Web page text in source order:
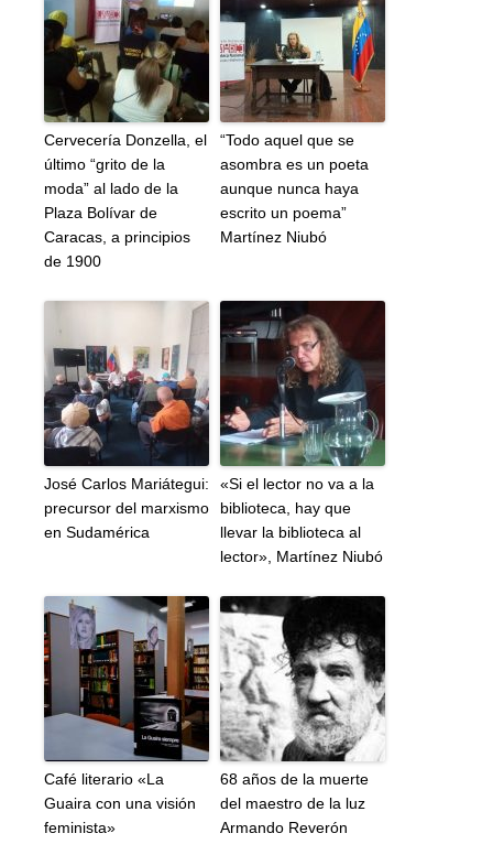
Cervecería Donzella, el
último “grito de la
moda” al lado de la
Plaza Bolívar de
Caracas, a principios
de 1900
“Todo aquel que se
asombra es un poeta
aunque nunca haya
escrito un poema”
Martínez Niubó
José Carlos Mariátegui:
precursor del marxismo
en Sudamérica
«Si el lector no va a la
biblioteca, hay que
llevar la biblioteca al
lector», Martínez Niubó
Café literario «La
Guaira con una visión
feminista»
68 años de la muerte
del maestro de la luz
Armando Reverón